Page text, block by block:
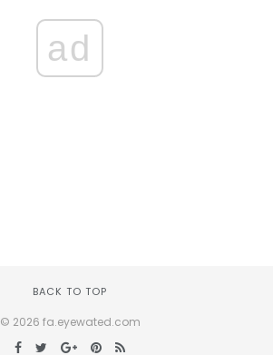
ad
BACK TO TOP
© 2026 fa.eyewated.com